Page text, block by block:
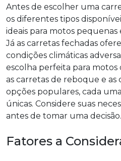
Antes de escolher uma
os diferentes tipos
ideais para motos pequenas
Já as carretas fechadas
condições climáticas
escolha perfeita para motos
as carretas de reboque e as
opções populares, cada
únicas. Considere suas
antes de tomar uma decisão.
Fatores a